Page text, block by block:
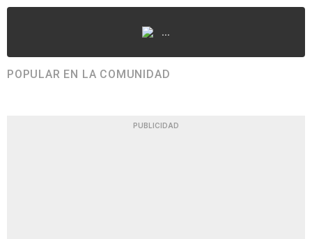
...
POPULAR EN LA COMUNIDAD
PUBLICIDAD